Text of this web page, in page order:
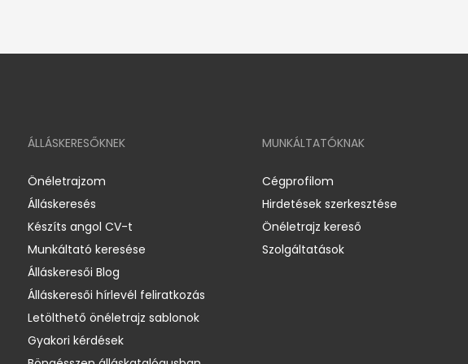
ÁLLÁSKERESŐKNEK
Önéletrajzom
Álláskeresés
Készíts angol CV-t
Munkáltató keresése
Álláskeresői Blog
Álláskeresői hírlevél feliratkozás
Letölthető önéletrajz sablonok
Gyakori kérdések
MUNKÁLTATÓKNAK
Cégprofilom
Hirdetések szerkesztése
Önéletrajz kereső
Szolgáltatások